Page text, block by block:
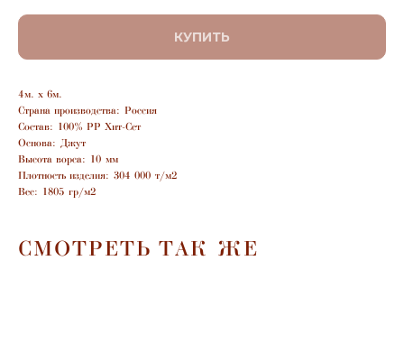
КУПИТЬ
4м. х 6м.
Страна производства: Россия
Состав: 100% PP Хит-Сет
Основа: Джут
Высота ворса: 10 мм
Плотность изделия: 304 000 т/м2
Вес: 1805 гр/м2
СМОТРЕТЬ ТАК ЖЕ